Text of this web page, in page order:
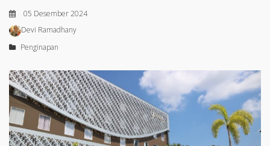
05 Desember 2024
Devi Ramadhany
Penginapan